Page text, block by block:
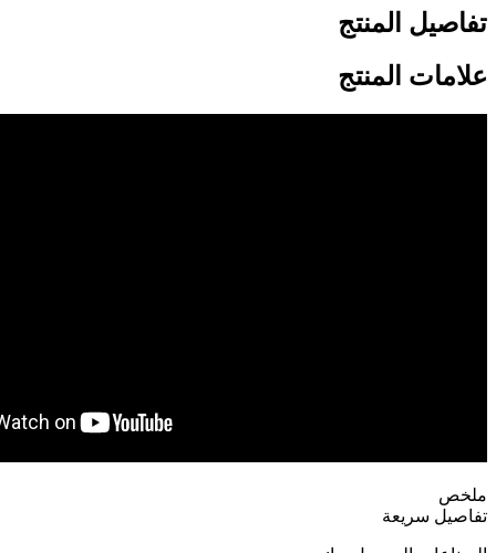
تفاصيل المنتج
علامات المنتج
ملخص
تفاصيل سريعة